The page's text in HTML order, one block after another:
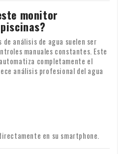
monitor
análisis de agua suelen ser
manuales constantes. Este
completamente el
análisis profesional del agua
en su smartphone.